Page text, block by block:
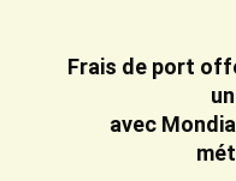
Frais de port
avec